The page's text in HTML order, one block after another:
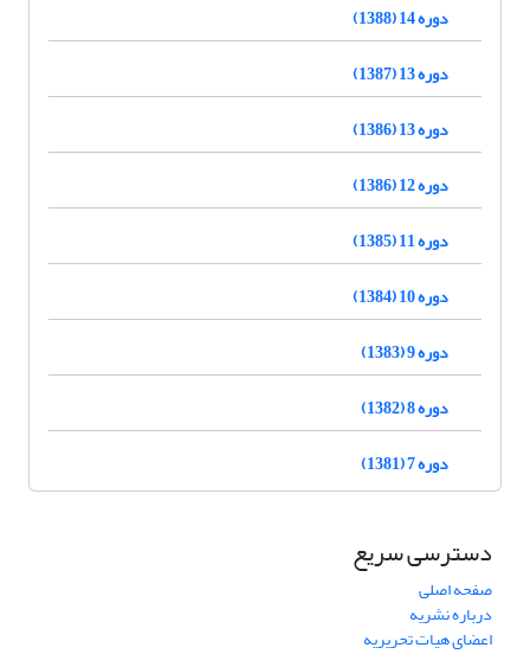
دوره 14 (1388)
دوره 13 (1387)
دوره 13 (1386)
دوره 12 (1386)
دوره 11 (1385)
دوره 10 (1384)
دوره 9 (1383)
دوره 8 (1382)
دوره 7 (1381)
دسترسی سریع
صفحه اصلی
درباره نشریه
اعضای هیات تحریریه